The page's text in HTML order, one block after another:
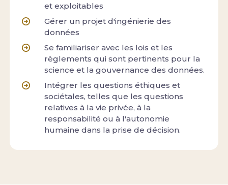
et exploitables
Gérer un projet d'ingénierie des
données
Se familiariser avec les lois et les
règlements qui sont pertinents pour la
science et la gouvernance des données.
Intégrer les questions éthiques et
sociétales, telles que les questions
relatives à la vie privée, à la
responsabilité ou à l'autonomie
humaine dans la prise de décision.